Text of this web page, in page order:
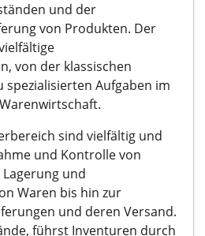
und der
von Produkten. Der
von der klassischen
spezialisierten Aufgaben im
sind vielfältig und
und Kontrolle von
und
Waren bis hin zur
und deren Versand.
führst Inventuren durch